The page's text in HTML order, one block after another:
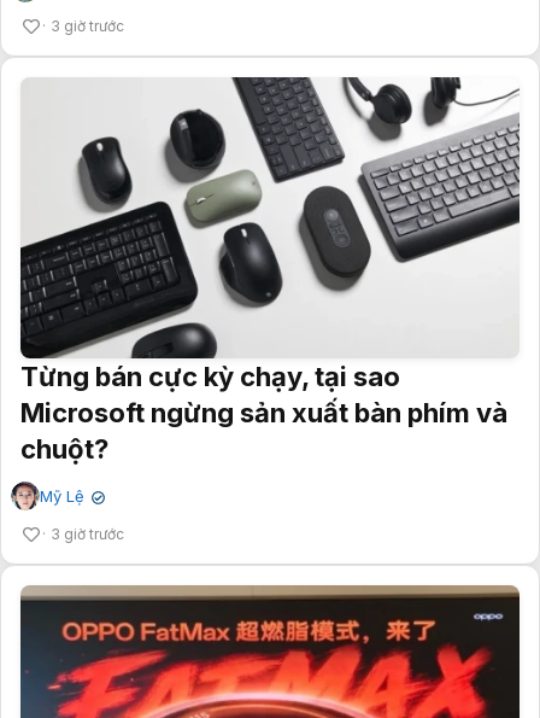
3 giờ trước
Từng bán cực kỳ chạy, tại sao
Microsoft ngừng sản xuất bàn phím và
chuột?
Mỹ Lệ ✔
3 giờ trước